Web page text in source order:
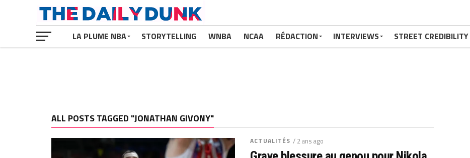
LA PLUME NBA STORYTELLING WNBA NCAA RÉDACTION INTERVIEWS STREET CREDIBILITY
ALL POSTS TAGGED "JONATHAN GIVONY"
ACTUALITÉS / 2 ans ago